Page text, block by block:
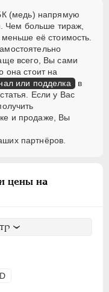
(медь) напрямую
Чем больше тираж,
её стоимость.
всего, Вы сами
она стоит на
или подделка в
Если у Вас
и продаже, Вы
партнёров.
цены на